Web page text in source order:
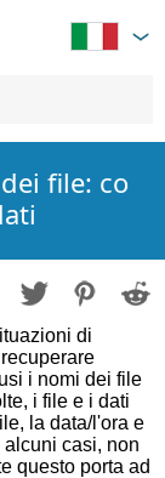
file: co
di
i nomi dei file
i file e i dati
la data/l'ora e
casi, non
questo porta ad